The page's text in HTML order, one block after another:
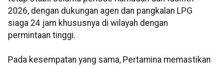
2026, dengan dukungan agen dan pangkalan LPG
siaga 24 jam khususnya di wilayah dengan
permintaan tinggi.
Pada kesempatan yang sama, Pertamina memastikan